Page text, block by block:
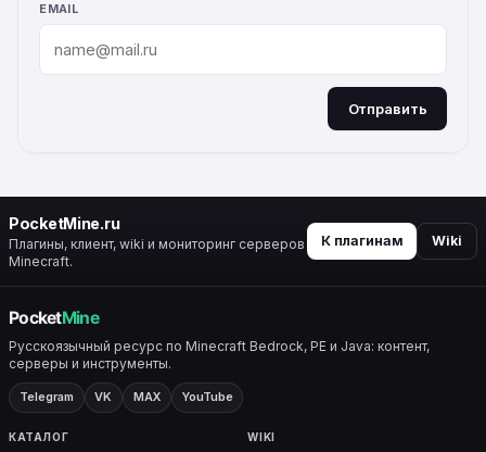
EMAIL
Отправить
PocketMine.ru
Плагины, клиент, wiki и мониторинг серверов
Minecraft.
К плагинам Wiki
Русскоязычный ресурс по Minecraft Bedrock, PE и Java: контент,
серверы и инструменты.
Telegram VK MAX YouTube
КАТАЛОГ WIKI